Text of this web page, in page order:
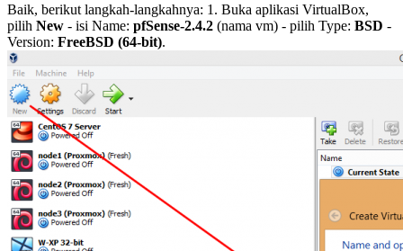
Baik, berikut langkah-langkahnya: 1. Buka aplikasi VirtualBox,
pilih New - isi Name: pfSense-2.4.2 (nama vm) - pilih Type: BSD -
Version: FreeBSD (64-bit).